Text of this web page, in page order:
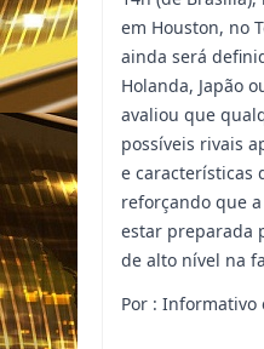
em Houston, no
ainda será
Holanda, Japão
avaliou que
possíveis rivais
e características
reforçando que
estar preparada
de alto nível na
Por : Informativo